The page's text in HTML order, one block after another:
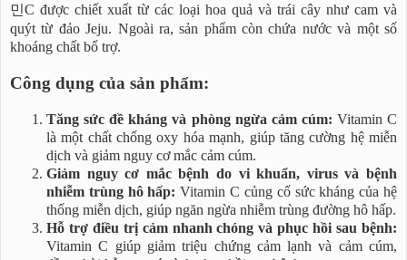
민C được chiết xuất từ các loại hoa quả và trái cây như cam và
quýt từ đảo Jeju. Ngoài ra, sản phẩm còn chứa nước và một số
khoáng chất bổ trợ.
Công dụng của sản phẩm:
Tăng sức đề kháng và phòng ngừa cảm cúm: Vitamin C
là một chất chống oxy hóa mạnh, giúp tăng cường hệ miễn
dịch và giảm nguy cơ mắc cảm cúm.
Giảm nguy cơ mắc bệnh do vi khuẩn, virus và bệnh
nhiễm trùng hô hấp:Vitamin C củng cố sức kháng của hệ
thống miễn dịch, giúp ngăn ngừa nhiễm trùng đường hô hấp.
Hỗ trợ điều trị cảm nhanh chóng và phục hồi sau bệnh:
Vitamin C giúp giảm triệu chứng cảm lạnh và cảm cúm,